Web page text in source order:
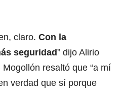
claro. Con la
seguridad” dijo Alirio
resaltó que “a mí
verdad que sí porque